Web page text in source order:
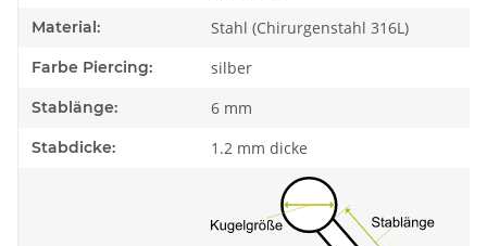
Material: Stahl (Chirurgenstahl 316L)
Farbe Piercing: silber
Stablänge: 6 mm
Stabdicke: 1.2 mm dicke